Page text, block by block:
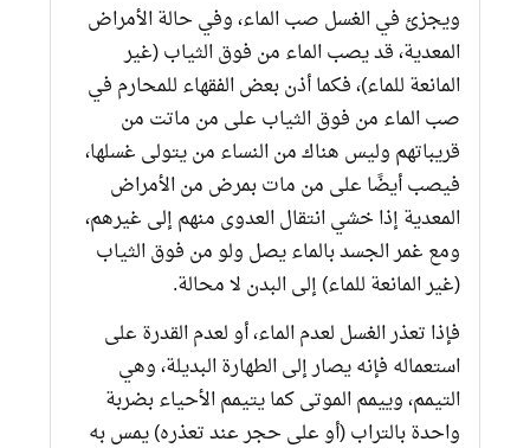
ويجزئ في الغسل صب الماء، وفي حالة الأمراض
المعدية، قد يصب الماء من فوق الثياب (غير
المانعة للماء)، فكما أذن بعض الفقهاء للمحارم في
صب الماء من فوق الثياب على من ماتت من
قريباتهم وليس هناك من النساء من يتولى غسلها،
فيصب أيضًا على من مات بمرض من الأمراض
المعدية إذا خشي انتقال العدوى منهم إلى غيرهم،
ومع غمر الجسد بالماء يصل ولو من فوق الثياب
(غير المانعة للماء) إلى البدن لا محالة.
فإذا تعذر الغسل لعدم الماء، أو لعدم القدرة على
استعماله فإنه يصار إلى الطهارة البديلة، وهي
التيمم، وييمم الموتى كما يتيمم الأحياء بضربة
واحدة بالتراب (أو على حجر عند تعذره) يمس به